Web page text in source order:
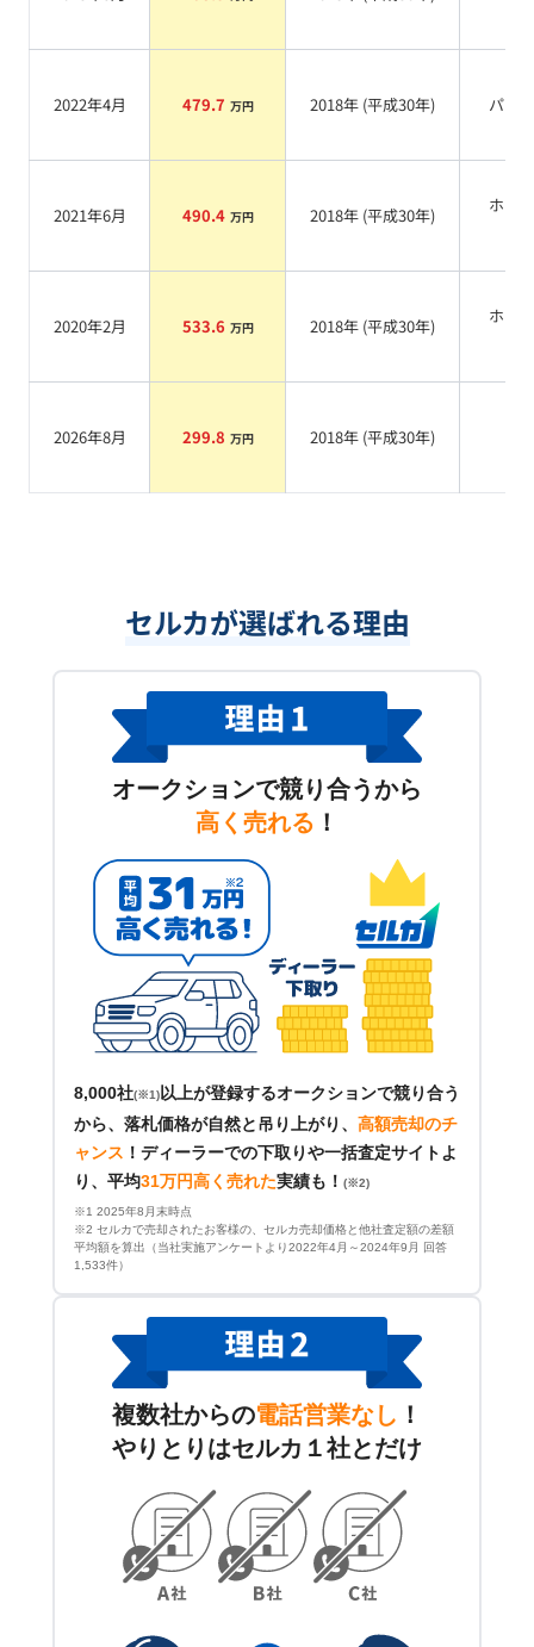
2022年4月 479.7 万円 2018年 (平成30年) パール
2021年6月 490.4 万円 2018年 (平成30年)
ホワ
2020年2月 533.6 万円 2018年 (平成30年)
ホワ
2026年8月 299.8 万円 2018年 (平成30年)
セルカが選ばれる理由
オークションで競り合うから
高く売れる ！
8,000社(※1) 以上が登録するオークションで競り合う
から、落札価格が自然と吊り上がり、 高額売却のチ
ャンス ！ ディーラーでの下取りや一括査定サイトよ
り、平均31万円高く売れた実績も！ (※2)
※1 2025年8月末時点
※2 セルカで売却されたお客様の、セルカ売却価格と他社査定額の差額
平均額を算出（当社実施アンケートより2022年4月～2024年9月 回答
1,533件）
複数社からの電話営業なし ！
やりとりはセルカ１社とだけ